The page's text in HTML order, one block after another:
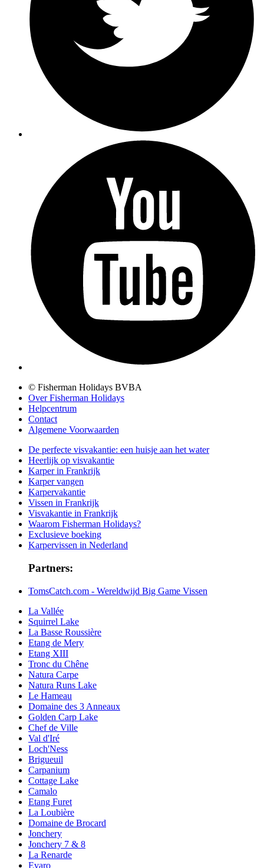
© Fisherman Holidays BVBA
Over Fisherman Holidays
Helpcentrum
Contact
Algemene Voorwaarden
De perfecte visvakantie: een huisje aan het water
Heerlijk op visvakantie
Karper in Frankrijk
Karper vangen
Karpervakantie
Vissen in Frankrijk
Visvakantie in Frankrijk
Waarom Fisherman Holidays?
Exclusieve boeking
Karpervissen in Nederland
Partners:
TomsCatch.com - Wereldwijd Big Game Vissen
La Vallée
Squirrel Lake
La Basse Roussière
Etang de Mery
Etang XIII
Tronc du Chêne
Natura Carpe
Natura Runs Lake
Le Hameau
Domaine des 3 Anneaux
Golden Carp Lake
Chef de Ville
Val d'Iré
Loch'Ness
Brigueuil
Carpanium
Cottage Lake
Camalo
Etang Furet
La Loubière
Domaine de Brocard
Jonchery
Jonchery 7 & 8
La Renarde
Evaro